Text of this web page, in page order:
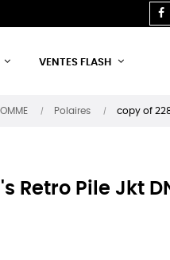
VENTES FLASH
Polaires copy of
Retro Pile Jkt